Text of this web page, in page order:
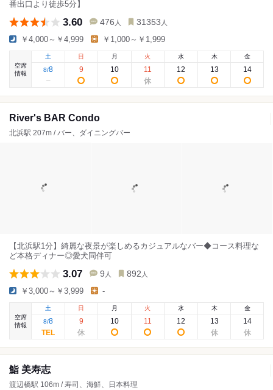
番出口より徒歩5分】
3.60 476 人 31353 人
￥4,000～￥4,999 ￥1,000～￥1,999
空席
情報
土
8/8
日
9
月
10
火
11
水
12
木
13
金
14
River's BAR Condo
北浜駅 207m / バー、ダイニングバー
【北浜駅1分】綺麗な夜景が楽しめるカジュアルなバー◆コース料理な
ど本格ディナー◎愛犬同伴可
3.07 9 人 892 人
￥3,000～￥3,999 -
空席
情報
土
8/8
日
9
月
10
火
11
水
12
木
13
金
14
鮨 美寿志
渡辺橋駅 106m / 寿司、海鮮、日本料理